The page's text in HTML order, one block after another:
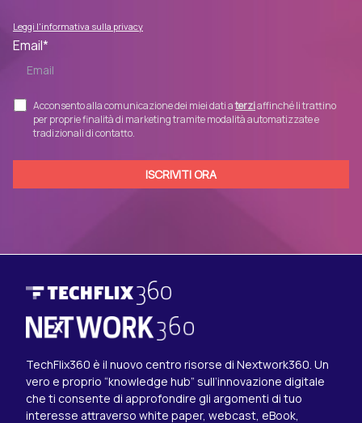
Leggi l'informativa sulla privacy
Email*
Acconsento alla comunicazione dei miei dati aterziaffinché li trattino
per proprie finalità di marketing tramite modalità automatizzate e
tradizionali di contatto.
TechFlix360 è il nuovo centro risorse di Nextwork360. Un
vero e proprio “knowledge hub” sull’innovazione digitale
che ti consente di approfondire gli argomenti di tuo
interesse attraverso white paper, webcast, eBook,